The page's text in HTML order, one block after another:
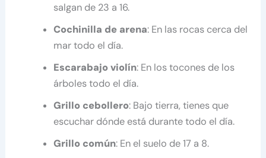
salgan de 23 a 16.
Cochinilla de arena: En las rocas cerca del
mar todo el día.
Escarabajo violín: En los tocones de los
árboles todo el día.
Grillo cebollero: Bajo tierra, tienes que
escuchar dónde está durante todo el día.
Grillo común: En el suelo de 17 a 8.